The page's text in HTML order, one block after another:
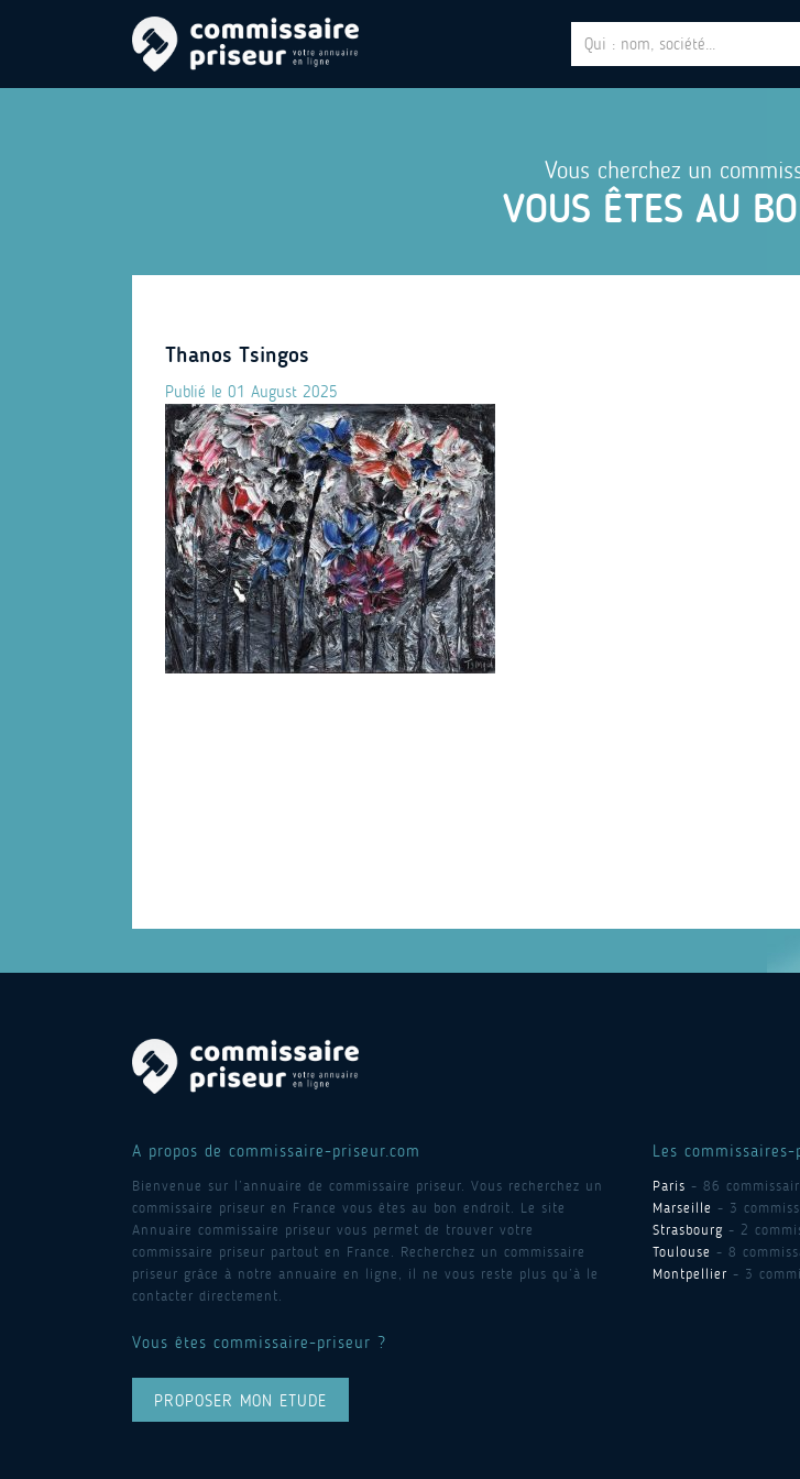
Vous cherchez un
VOUS ÊTES AU
Thanos Tsingos
Publié le 01 August 2025
A propos de commissaire-priseur.com
Bienvenue sur l’annuaire de commissaire priseur. Vous recherchez un
commissaire priseur en France vous êtes au bon endroit. Le site
Annuaire commissaire priseur vous permet de trouver votre
commissaire priseur partout en France. Recherchez un commissaire
priseur grâce à notre annuaire en ligne, il ne vous reste plus qu’à le
contacter directement.
Vous êtes commissaire-priseur ?
PROPOSER MON ETUDE
Les
Paris - 86
Marseille - 3
Strasbourg - 2
Toulouse - 8
Montpellier - 3